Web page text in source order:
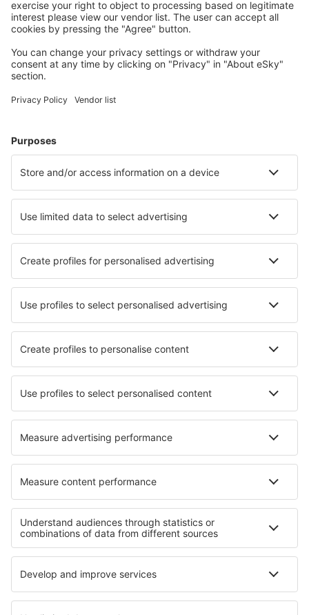
Planifică-ți călătoria
Zbor+Hotel
Hoteluri
Transferuri aeroport
Atracţii
Evenimente sportive
Află mai multe
Aplicație mobilă
Companii aeriene
Wizz Air
FlyOne
Air Moldova
HiSky
Blue Air
Despre eSky
Termeni şi condiţii
Rezervările mele
Politica de confidențialitate
Asistenţă şi contact